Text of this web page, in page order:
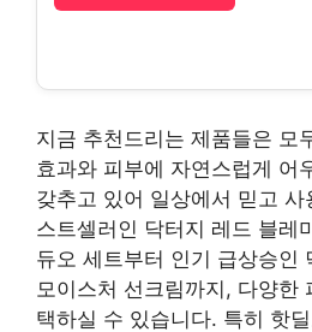
지금 추천드리는 제품들은 모
효과와 피부에 자연스럽게 어
갖추고 있어 일상에서 믿고 사
스트셀러인 닥터지 레드 블레
듀오 세트부터 인기 급상승인
모이스처 선크림까지, 다양한
택하실 수 있습니다. 특히 핫